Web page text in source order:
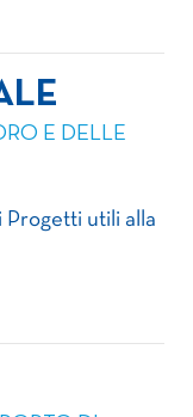
E DELLE
Progetti utili alla